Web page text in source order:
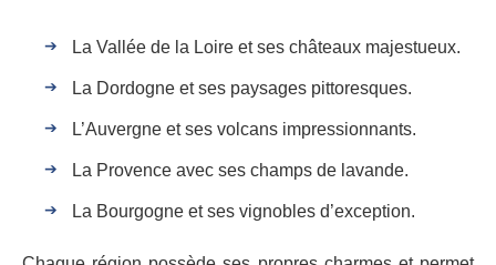
La Vallée de la Loire et ses châteaux majestueux.
La Dordogne et ses paysages pittoresques.
L’Auvergne et ses volcans impressionnants.
La Provence avec ses champs de lavande.
La Bourgogne et ses vignobles d’exception.